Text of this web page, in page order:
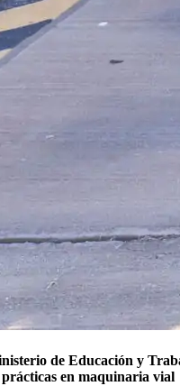
de Educación y
en maquinaria vial